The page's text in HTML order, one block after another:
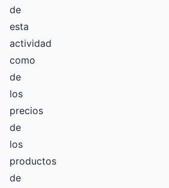
de
esta
actividad
como
de
los
precios
de
los
productos
de